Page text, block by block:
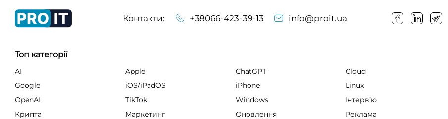
Контакти: +38066-423-39-13 info@proit.ua
Топ категорії
AI Apple ChatGPT Cloud
Google
iOS/iPadOS iPhone Linux
OpenAI
TikTok Windows Інтервʼю
Крипта
Маркетинг Оновлення Реклама